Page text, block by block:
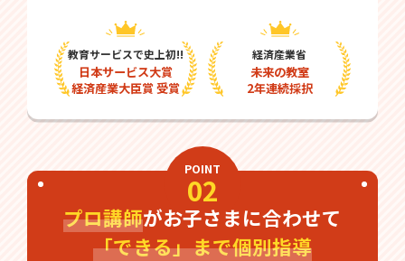
教育サービスで史上初!!
日本サービス大賞
経済産業大臣賞 受賞
経済産業省
未来の教室
2年連続採択
POINT
02
プロ講師がお子さまに合わせて
「できる」まで個別指導